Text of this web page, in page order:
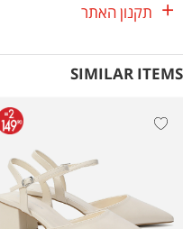
תקנון האתר
SIMILAR ITEMS